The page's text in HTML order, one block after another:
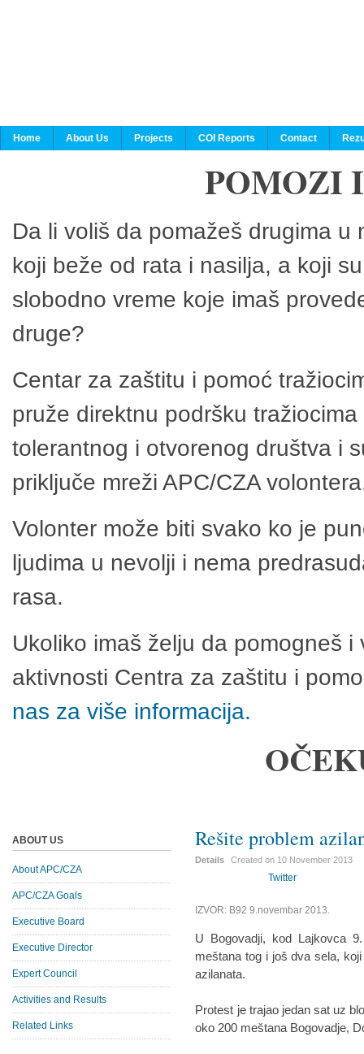
Home About Us Projects COI Reports Contact
POMOZI
Da li voliš da pomažeš drugima
koji beže od rata i nasilja, a koji
slobodno vreme koje imaš
druge?
Centar za zaštitu i pomoć
pruže direktnu podršku
tolerantnog i otvorenog društva i
priključe mreži APC/CZA
Volonter može biti svako ko je
ljudima u nevolji i nema
rasa.
Ukoliko imaš želju da pomogneš
aktivnosti Centra za zaštitu i
nas za više informacija.
Rešite problem
Details Created on 10 November 2013
Twitter
IZVOR: B92 9.novembar 2013.
U Bogovadji, kod Lajkovca
meštana tog i još dva sela,
azilanata.
Protest je trajao jedan sat uz
oko 200 meštana Bogovadje,
ABOUT US
About APC/CZA
APC/CZA Goals
Executive Board
Executive Director
Expert Council
Activities and Results
Related Links